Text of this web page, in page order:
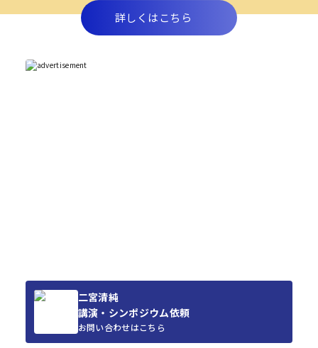
詳しくはこちら
二宮清純
講演・シンポジウム依頼
お問い合わせはこちら